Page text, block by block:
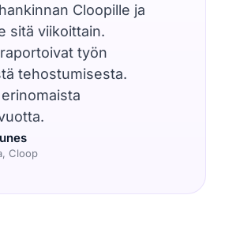
Cloopille ja
sitä viikoittain.
työn
tehostumisesta.
Cloop